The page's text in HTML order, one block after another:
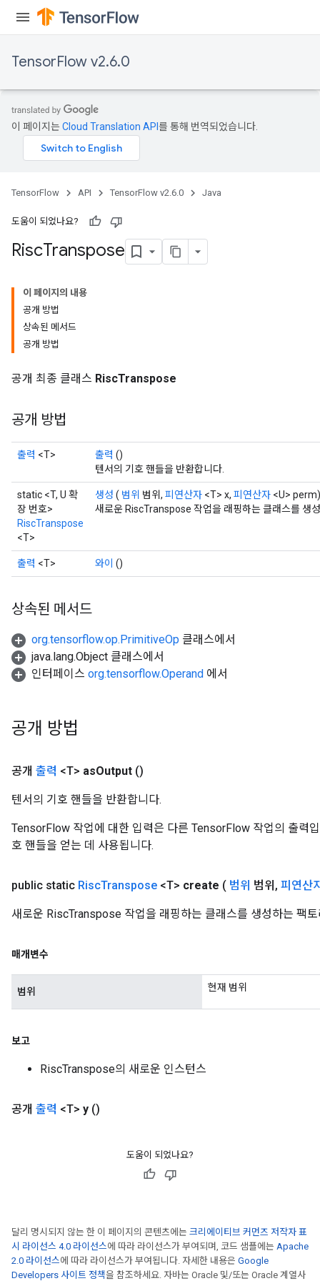
TensorFlow v2.6.0
이 페이지는Cloud Translation API 를 통해 번역되었습니다.
TensorFlow API TensorFlow v2.6.0 Java
도움이 되었나요?
RiscTranspose
이 페이지의 내용
공개 방법
상속된 메서드
공개 방법
공개 최종 클래스 RiscTranspose
공개 방법
출력 <T> 출력 ()
텐서의 기호 핸들을 반환합니다.
static <T, U 확
장 번호>
RiscTranspose
<T>
생성 ( 범위 범위, 피연산자 <T> x, 피연산자 <U> perm)
새로운 RiscTranspose 작업을 래핑하는 클래스를 생
출력 <T> 와이 ()
상속된 메서드
org.tensorflow.op.PrimitiveOp 클래스에서
java.lang.Object 클래스에서
인터페이스 org.tensorflow.Operand 에서
공개 방법
공개 출력 <T> asOutput ()
텐서의 기호 핸들을 반환합니다.
TensorFlow 작업에 대한 입력은 다른 TensorFlow 작업의 출력
호 핸들을 얻는 데 사용됩니다.
public static RiscTranspose <T> create ( 범위 범위 , 피연산
새로운 RiscTranspose 작업을 래핑하는 클래스를 생성하는 팩
매개변수
범위 현재 범위
보고
RiscTranspose의 새로운 인스턴스
공개 출력 <T> y ()
도움이 되었나요?
달리 명시되지 않는 한 이 페이지의 콘텐츠에는 크리에이티브 커먼즈 저작자 표
시 라이선스 4.0 라이선스에 따라 라이선스가 부여되며, 코드 샘플에는 Apache
2.0 라이선스에 따라 라이선스가 부여됩니다. 자세한 내용은 Google
Developers 사이트 정책을 참조하세요. 자바는 Oracle 및/또는 Oracle 계열사